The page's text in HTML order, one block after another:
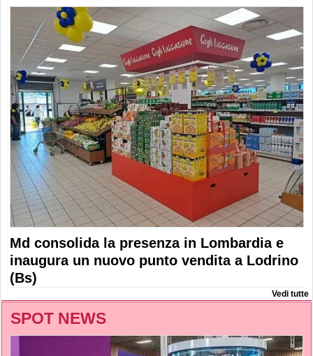
Md consolida la presenza in Lombardia e
inaugura un nuovo punto vendita a Lodrino
(Bs)
Vedi tutte
SPOT NEWS